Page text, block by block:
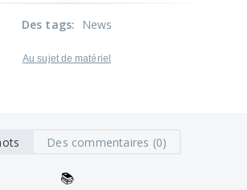
Des tags: News
Au sujet de matériel
Des commentaires (0)
📚